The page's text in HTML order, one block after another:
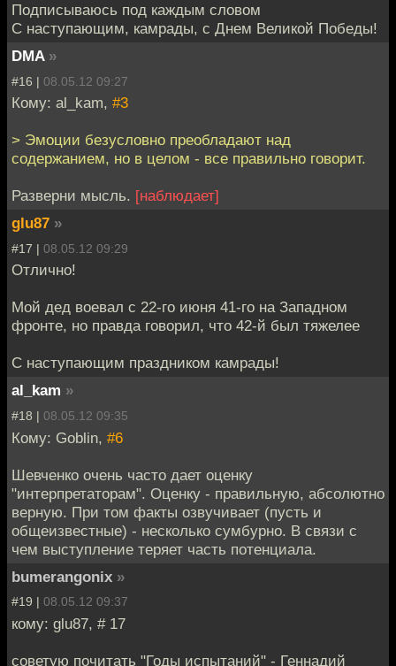
Подписываюсь под каждым словом
С наступающим, камрады, с Днем Великой Победы!
DMA »
#16 | 08.05.12 09:27
Кому: al_kam, #3
> Эмоции безусловно преобладают над
содержанием, но в целом - все правильно говорит.
Разверни мысль. [наблюдает]
glu87 »
#17 | 08.05.12 09:29
Отлично!
Мой дед воевал с 22-го июня 41-го на Западном
фронте, но правда говорил, что 42-й был тяжелее
С наступающим праздником камрады!
al_kam »
#18 | 08.05.12 09:35
Кому: Goblin, #6
Шевченко очень часто дает оценку
"интерпретаторам". Оценку - правильную, абсолютно
верную. При том факты озвучивает (пусть и
общеизвестные) - несколько сумбурно. В связи с
чем выступление теряет часть потенциала.
bumerangonix »
#19 | 08.05.12 09:37
кому: glu87, # 17
советую почитать "Годы испытаний" - Геннадий